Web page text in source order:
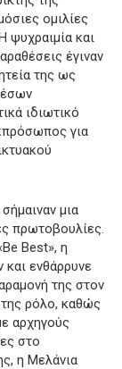
ομιλίες
ψυχραιμία και
έγιναν
της ως
ιδιωτικό
για
μια
πρωτοβουλίες.
Best», η
ενθάρρυνε
της στον
ρόλο, καθώς
αρχηγούς
στο
η Μελάνια